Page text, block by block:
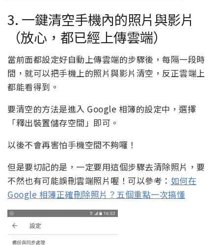
3. 一鍵清空手機內的照片與影片
（放心，都已經上傳雲端）
當前面都設定好自動上傳雲端的步驟後，每隔一段時
間，就可以把手機上的照片與影片清空，反正雲端上
都能看得到。
要清空的方法是進入 Google 相簿的設定中，選擇
「釋出裝置儲存空間」即可。
以後不會再害怕手機空間不夠囉！
但是要切記的是，一定要用這個步驟去清除照片，要
不然也有可能誤刪雲端照片喔！可以參考： 如何在
Google 相簿正確刪除照片？五個重點一次搞懂